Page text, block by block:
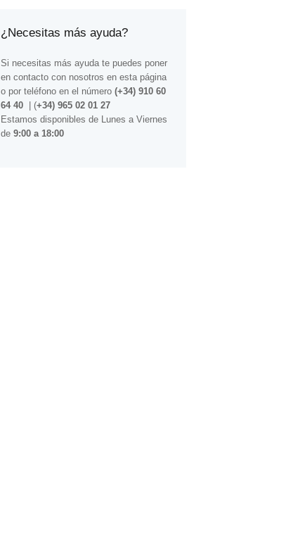
¿Necesitas más ayuda?
Si necesitas más ayuda te puedes poner
en contacto con nosotros en esta página
o por teléfono en el número (+34) 910 60
64 40
| (+34) 965 02 01 27
Estamos disponibles de Lunes a Viernes
de 9:00 a 18:00